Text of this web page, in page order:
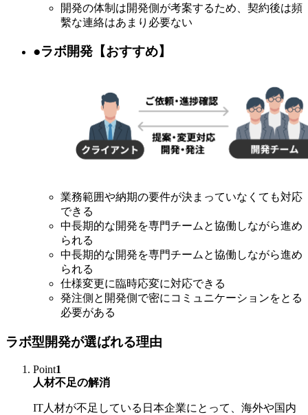
開発の体制は開発側が考案するため、契約後は頻
繫な連絡はあまり必要ない
●ラボ開発【おすすめ】
業務範囲や納期の要件が決まっていなくても対応
できる
中長期的な開発を専門チームと協働しながら進め
られる
中長期的な開発を専門チームと協働しながら進め
られる
仕様変更に臨時応変に対応できる
発注側と開発側で密にコミュニケーションをとる
必要がある
ラボ型開発が選ばれる理由
Point1
人材不足の解消
IT人材が不足している日本企業にとって、海外や国内